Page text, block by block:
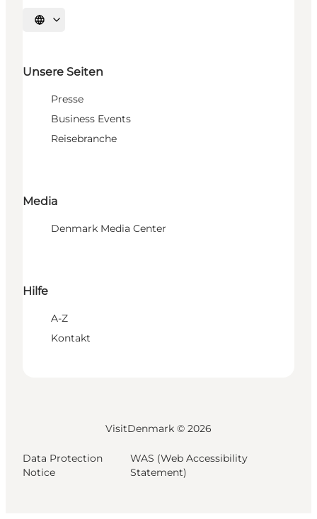
Sprache auswählen
Unsere Seiten
Presse
Business Events
Reisebranche
Media
Denmark Media Center
Hilfe
A-Z
Kontakt
VisitDenmark © 2026
Data Protection
Notice
WAS (Web Accessibility
Statement)